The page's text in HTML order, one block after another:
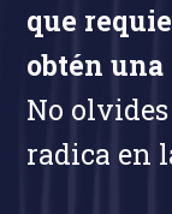
Buscar
que
obtén
No
radica en